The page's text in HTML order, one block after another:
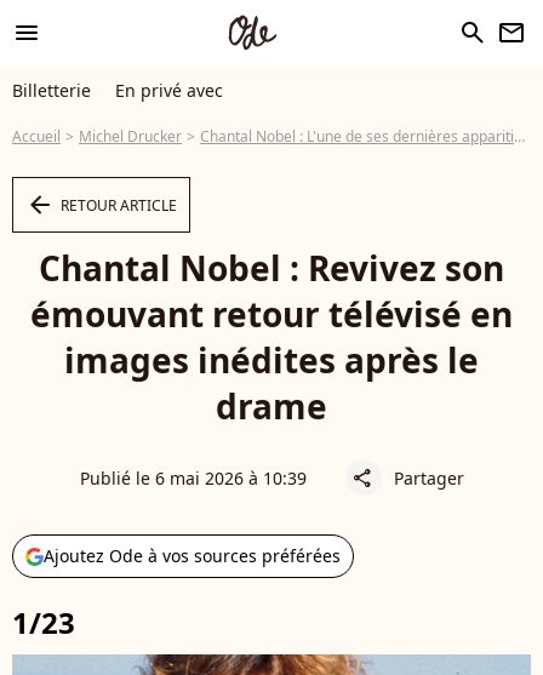
menu search newsletter
Billetterie En privé avec
Accueil Michel Drucker Chantal Nobel : L'une de ses dernières apparitions à la télévision refait surface
arrow_left RETOUR ARTICLE
Chantal Nobel : Revivez son
émouvant retour télévisé en
images inédites après le
drame
Publié le 6 mai 2026 à 10:39 share Partager
Ajoutez Ode à vos sources préférées
1/23